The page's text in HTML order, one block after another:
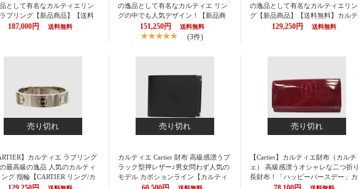
として有名なカルティエリン
ブリング【新品商品】【送料
カルティエ（CARTIER カルチ
187,000円 送料無料
の逸品として有名なカルティエ リン
グの中でも人気デザイン！【新品商
品】【送料無料】カルティエ（CART
IER カルチェ） リング（指輪）/ ラニ
151,250円 送料無料
(3件)
の逸品として有名なカルティエリン
グ【新品商品】【送料無料】カルテ
ィエ（CARTIER カルチェ） リング
129,250円 送料無料
売り切れ 売り切れ 売り切れ
】カルティエ ラブリング
最高級の逸品 人気のカルティ
グ 指輪【CARTIER リング/カ
エ リング】【新品商品】【送
カルティエ Cartier 財布 高級感漂うブ
ラック型押レザー♪男女問わず人気の
モデル カボションライン【カルティ
エ】【財布】Cartier カボション 二つ
【Cartier】カルティエ財布（カルチ
ェ） 高級感漂うオシャレな二つ折り
長財布！「ハッピーバースデー」カ
ルティエ 財布 長財布 さいふ サイフ